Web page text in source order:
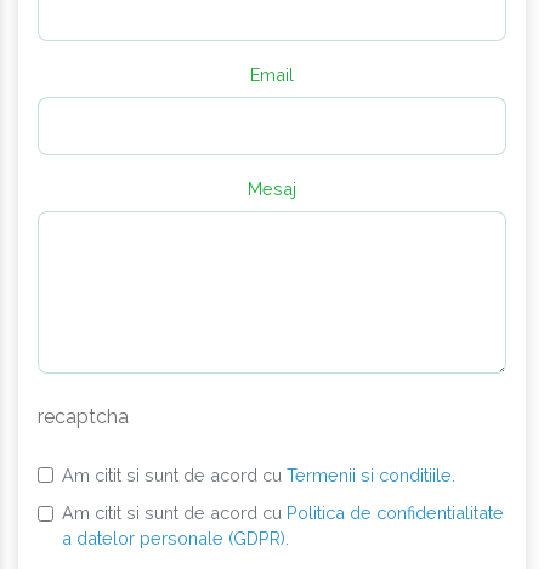
Email
Mesaj
recaptcha
Am citit si sunt de acord cu Termenii si conditiile
Am citit si sunt de acord cu Politica de confidentialitate
a datelor personale (GDPR)